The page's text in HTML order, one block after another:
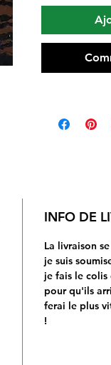
ouvrages
Pr Piterà
«Précis de
5 à 15
INFO DE
La livraison
je suis
je fais le
pour qu'ils
ferai le plus
!